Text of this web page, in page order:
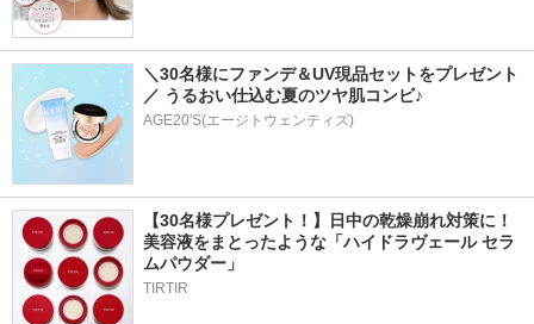
＼30名様にファンデ＆UV現品セットをプレゼント
／ うるおい仕込む夏のツヤ肌コンビ♪
AGE20'S(エージトウェンティズ)
【30名様プレゼント！】日中の乾燥崩れ対策に！
美容液をまとったような「ハイドラヴェール セラ
ムパウダー」
TIRTIR